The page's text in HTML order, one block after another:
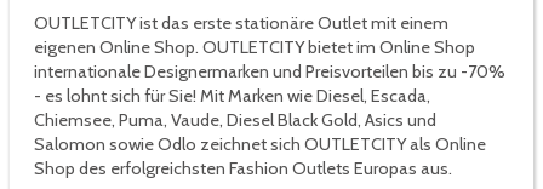
OUTLETCITY ist das erste stationäre Outlet mit einem
eigenen Online Shop. OUTLETCITY bietet im Online Shop
internationale Designermarken und Preisvorteilen bis zu -70%
- es lohnt sich für Sie! Mit Marken wie Diesel, Escada,
Chiemsee, Puma, Vaude, Diesel Black Gold, Asics und
Salomon sowie Odlo zeichnet sich OUTLETCITY als Online
Shop des erfolgreichsten Fashion Outlets Europas aus.